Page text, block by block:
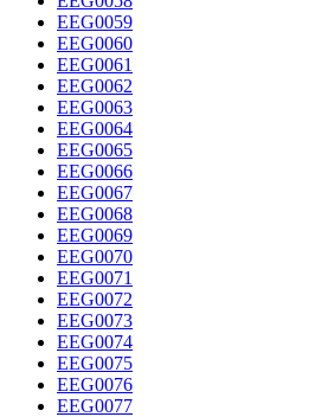
EEG0059
EEG0060
EEG0061
EEG0062
EEG0063
EEG0064
EEG0065
EEG0066
EEG0067
EEG0068
EEG0069
EEG0070
EEG0071
EEG0072
EEG0073
EEG0074
EEG0075
EEG0076
EEG0077